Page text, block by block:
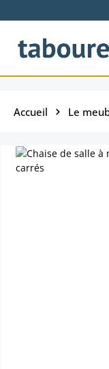
Passer au contenu
Accueil Le